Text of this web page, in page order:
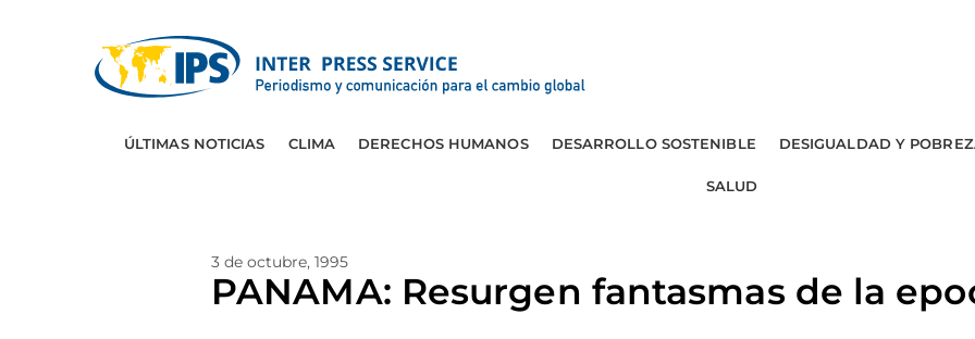
ÚLTIMAS NOTICIAS CLIMA DERECHOS HUMANOS DESARROLLO SOSTENIBLE DESIGUALDAD Y
SALUD
3 de octubre, 1995
PANAMA: Resurgen fantasmas de la